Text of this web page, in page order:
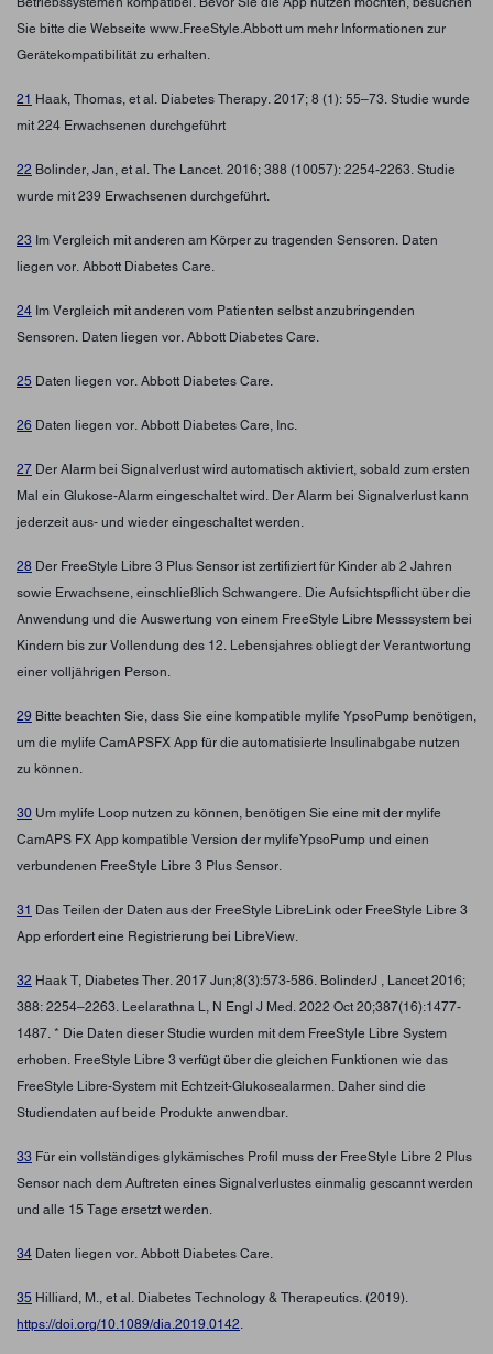
Sie bitte die Webseite www.FreeStyle.Abbott um mehr Informationen zur
Gerätekompatibilität zu erhalten.
21 Haak, Thomas, et al. Diabetes Therapy. 2017; 8 (1): 55–73. Studie wurde
mit 224 Erwachsenen durchgeführt
22 Bolinder, Jan, et al. The Lancet. 2016; 388 (10057): 2254-2263. Studie
wurde mit 239 Erwachsenen durchgeführt.
23 Im Vergleich mit anderen am Körper zu tragenden Sensoren. Daten
liegen vor. Abbott Diabetes Care.
24 Im Vergleich mit anderen vom Patienten selbst anzubringenden
Sensoren. Daten liegen vor. Abbott Diabetes Care.
25 Daten liegen vor. Abbott Diabetes Care.
26 Daten liegen vor. Abbott Diabetes Care, Inc.
27 Der Alarm bei Signalverlust wird automatisch aktiviert, sobald zum ersten
Mal ein Glukose-Alarm eingeschaltet wird. Der Alarm bei Signalverlust kann
jederzeit aus- und wieder eingeschaltet werden.
28 Der FreeStyle Libre 3 Plus Sensor ist zertifiziert für Kinder ab 2 Jahren
sowie Erwachsene, einschließlich Schwangere. Die Aufsichtspflicht über die
Anwendung und die Auswertung von einem FreeStyle Libre Messsystem bei
Kindern bis zur Vollendung des 12. Lebensjahres obliegt der Verantwortung
einer volljährigen Person.
29 Bitte beachten Sie, dass Sie eine kompatible mylife YpsoPump benötigen,
um die mylife CamAPSFX App für die automatisierte Insulinabgabe nutzen
zu können.
30 Um mylife Loop nutzen zu können, benötigen Sie eine mit der mylife
CamAPS FX App kompatible Version der mylifeYpsoPump und einen
verbundenen FreeStyle Libre 3 Plus Sensor.
31 Das Teilen der Daten aus der FreeStyle LibreLink oder FreeStyle Libre 3
App erfordert eine Registrierung bei LibreView.
32 Haak T, Diabetes Ther. 2017 Jun;8(3):573-586. BolinderJ , Lancet 2016;
388: 2254–2263. Leelarathna L, N Engl J Med. 2022 Oct 20;387(16):1477-
1487. * Die Daten dieser Studie wurden mit dem FreeStyle Libre System
erhoben. FreeStyle Libre 3 verfügt über die gleichen Funktionen wie das
FreeStyle Libre-System mit Echtzeit-Glukosealarmen. Daher sind die
Studiendaten auf beide Produkte anwendbar.
33 Für ein vollständiges glykämisches Profil muss der FreeStyle Libre 2 Plus
Sensor nach dem Auftreten eines Signalverlustes einmalig gescannt werden
und alle 15 Tage ersetzt werden.
34 Daten liegen vor. Abbott Diabetes Care.
35 Hilliard, M., et al. Diabetes Technology & Therapeutics. (2019).
https://doi.org/10.1089/dia.2019.0142.